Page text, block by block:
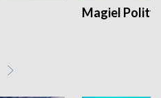
Magiel